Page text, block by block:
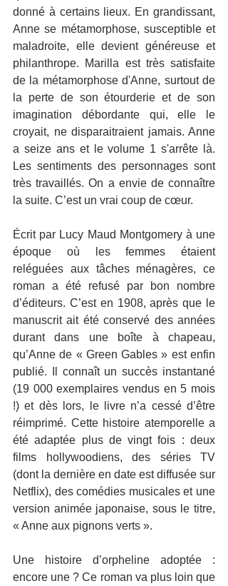
donné à certains lieux. En grandissant,
Anne se métamorphose, susceptible et
maladroite, elle devient généreuse et
philanthrope. Marilla est très satisfaite
de la métamorphose d'Anne, surtout de
la perte de son étourderie et de son
imagination débordante qui, elle le
croyait, ne disparaitraient jamais. Anne
a seize ans et le volume 1 s'arrête là.
Les sentiments des personnages sont
très travaillés. On a envie de connaître
la suite. C’est un vrai coup de cœur.
Écrit par Lucy Maud Montgomery à une
époque où les femmes étaient
reléguées aux tâches ménagères, ce
roman a été refusé par bon nombre
d’éditeurs. C’est en 1908, après que le
manuscrit ait été conservé des années
durant dans une boîte à chapeau,
qu’Anne de « Green Gables » est enfin
publié. Il connaît un succès instantané
(19 000 exemplaires vendus en 5 mois
!) et dès lors, le livre n’a cessé d’être
réimprimé. Cette histoire atemporelle a
été adaptée plus de vingt fois : deux
films hollywoodiens, des séries TV
(dont la dernière en date est diffusée sur
Netflix), des comédies musicales et une
version animée japonaise, sous le titre,
« Anne aux pignons verts ».
Une histoire d’orpheline adoptée :
encore une ? Ce roman va plus loin que